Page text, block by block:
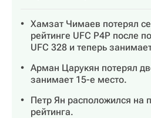
Хамзат Чимаев потерял
рейтинге UFC P4P после
UFC 328 и теперь
Арман Царукян потерял
занимает 15-е место.
Петр Ян расположился на
рейтинга.